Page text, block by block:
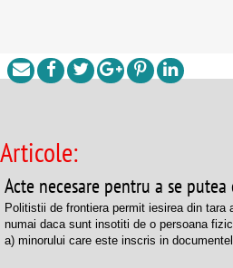
Articole:
Acte necesare pentru a se
Politistii de frontiera permit iesirea din tara
numai daca sunt insotiti de o persoana
a) minorului care este inscris in